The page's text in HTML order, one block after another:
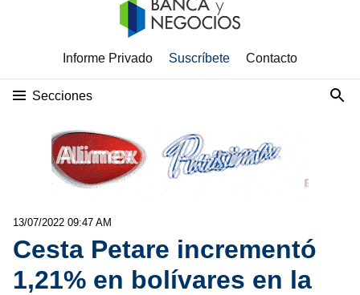
Informe Privado Suscríbete Contacto
Secciones
13/07/2022 09:47 AM
Cesta Petare incrementó
1,21% en bolívares en la